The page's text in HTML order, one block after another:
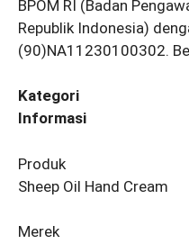
BPOM RI (Badan
Republik Indonesia)
(90)NA11230100302.
Kategori
Informasi
Produk
Sheep Oil Hand Cream
Merek